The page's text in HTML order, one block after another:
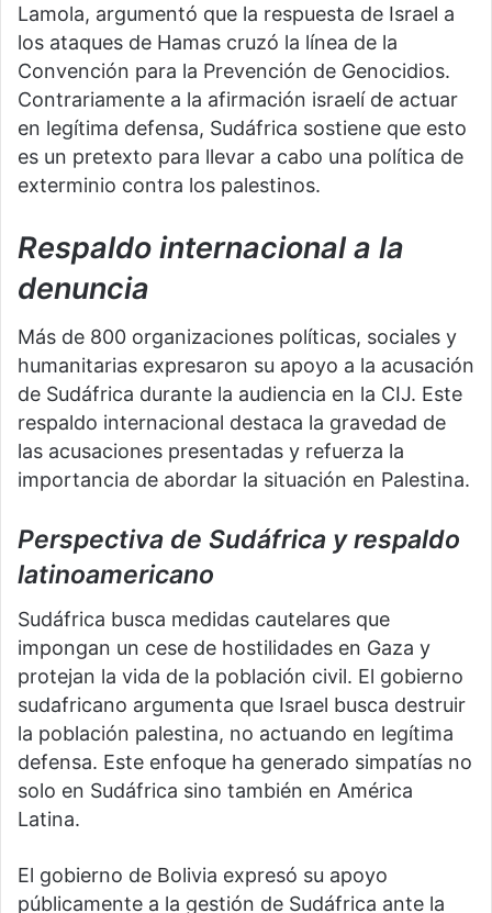
Lamola, argumentó que la respuesta de Israel a
los ataques de Hamas cruzó la línea de la
Convención para la Prevención de Genocidios.
Contrariamente a la afirmación israelí de actuar
en legítima defensa, Sudáfrica sostiene que esto
es un pretexto para llevar a cabo una política de
exterminio contra los palestinos.
Respaldo internacional a la
denuncia
Más de 800 organizaciones políticas, sociales y
humanitarias expresaron su apoyo a la acusación
de Sudáfrica durante la audiencia en la CIJ. Este
respaldo internacional destaca la gravedad de
las acusaciones presentadas y refuerza la
importancia de abordar la situación en Palestina.
Perspectiva de Sudáfrica y respaldo
latinoamericano
Sudáfrica busca medidas cautelares que
impongan un cese de hostilidades en Gaza y
protejan la vida de la población civil. El gobierno
sudafricano argumenta que Israel busca destruir
la población palestina, no actuando en legítima
defensa. Este enfoque ha generado simpatías no
solo en Sudáfrica sino también en América
Latina.
El gobierno de Bolivia expresó su apoyo
públicamente a la gestión de Sudáfrica ante la